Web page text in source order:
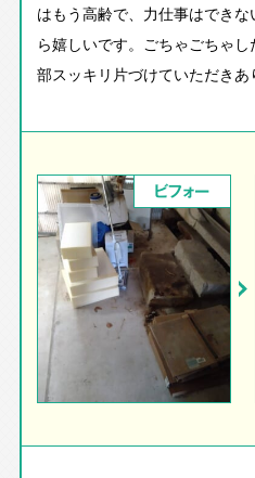
はもう高齢で、力仕事はでき
ら嬉しいです。ごちゃごちゃ
部スッキリ片づけていただきあ
ビフォー